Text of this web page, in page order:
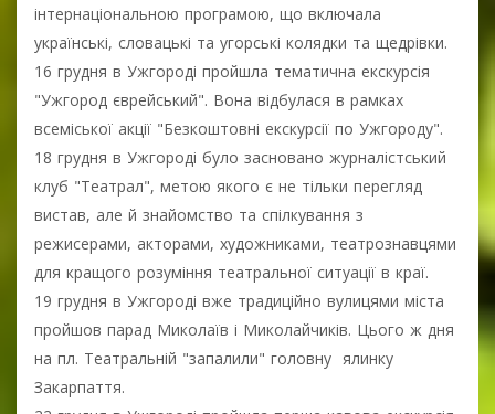
інтернаціональною програмою, що включала
українські, словацькі та угорські колядки та щедрівки.
16 грудня в Ужгороді пройшла тематична екскурсія
"Ужгород єврейський". Вона відбулася в рамках
всеміської акції "Безкоштовні екскурсії по Ужгороду".
18 грудня в Ужгороді було засновано журналістський
клуб "Театрал", метою якого є не тільки перегляд
вистав, але й знайомство та спілкування з
режисерами, акторами, художниками, театрознавцями
для кращого розуміння театральної ситуації в краї.
19 грудня в Ужгороді вже традиційно вулицями міста
пройшов парад Миколаїв і Миколайчиків. Цього ж дня
на пл. Театральній "запалили" головну ялинку
Закарпаття.